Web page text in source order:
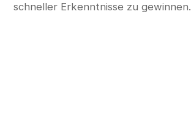
schneller Erkenntnisse zu gewinnen.